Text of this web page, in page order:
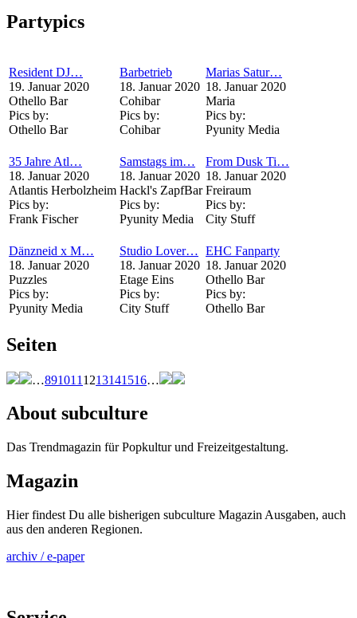
Partypics
Resident DJ…
19. Januar 2020
Othello Bar
Pics by:
Othello Bar
Barbetrieb
18. Januar 2020
Cohibar
Pics by:
Cohibar
Marias Satur…
18. Januar 2020
Maria
Pics by:
Pyunity Media
35 Jahre Atl…
18. Januar 2020
Atlantis Herbolzheim
Pics by:
Frank Fischer
Samstags im…
18. Januar 2020
Hackl's ZapfBar
Pics by:
Pyunity Media
From Dusk Ti…
18. Januar 2020
Freiraum
Pics by:
City Stuff
Dänzneid x M…
18. Januar 2020
Puzzles
Pics by:
Pyunity Media
Studio Lover…
18. Januar 2020
Etage Eins
Pics by:
City Stuff
EHC Fanparty
18. Januar 2020
Othello Bar
Pics by:
Othello Bar
Seiten
…891011 1213141516…
About subculture
Das Trendmagazin für Popkultur und Freizeitgestaltung.
Magazin
Hier findest Du alle bisherigen subculture Magazin Ausgaben, auch
aus den anderen Regionen.
archiv / e-paper